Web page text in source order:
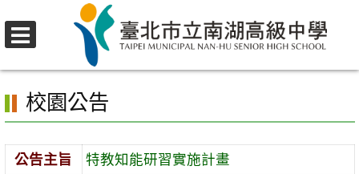
至
容
區
校園公告
校園公告
公告主旨
特教知能研習實施計畫
選
單